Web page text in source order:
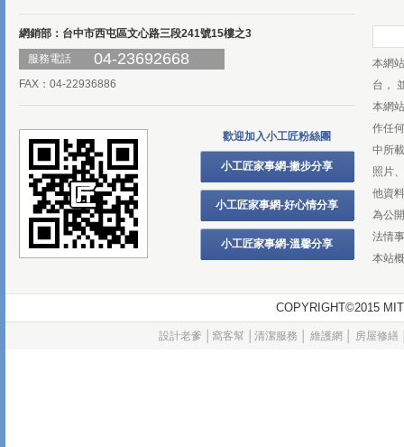
網銷部：台中市西屯區文心路三段241號15樓之3
服務電話
04-23692668
FAX：04-22936886
歡迎加入小工匠粉絲團
小工匠家事網-撇步分享
小工匠家事網-好心情分享
小工匠家事網-溫馨分享
本網
台，
本網
作任
中所
照片
他資
為公
法情
本站
COPYRIGHT©2015
設計老爹 窩客幫 清潔服務 維護網 房屋修繕